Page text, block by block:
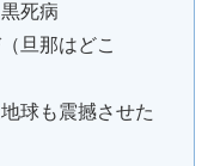
死病
旦那はどこ
球も震撼させた